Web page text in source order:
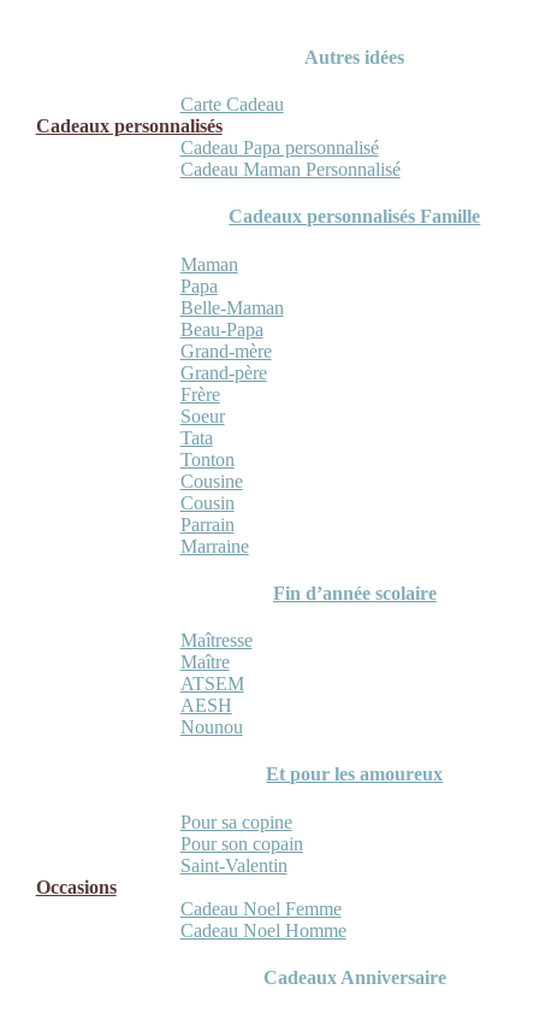
Autres idées
Carte Cadeau
Cadeaux personnalisés
Cadeau Papa personnalisé
Cadeau Maman Personnalisé
Cadeaux personnalisés Famille
Maman
Papa
Belle-Maman
Beau-Papa
Grand-mère
Grand-père
Frère
Soeur
Tata
Tonton
Cousine
Cousin
Parrain
Marraine
Fin d’année scolaire
Maîtresse
Maître
ATSEM
AESH
Nounou
Et pour les amoureux
Pour sa copine
Pour son copain
Saint-Valentin
Occasions
Cadeau Noel Femme
Cadeau Noel Homme
Cadeaux Anniversaire